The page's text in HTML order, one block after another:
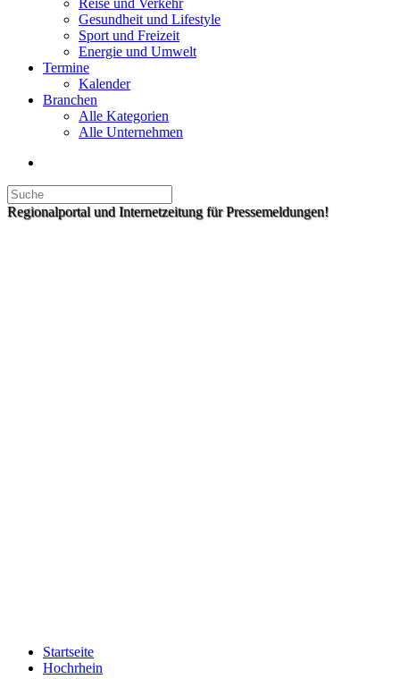
Reise und Verkehr
Gesundheit und Lifestyle
Sport und Freizeit
Energie und Umwelt
Termine
Kalender
Branchen
Alle Kategorien
Alle Unternehmen
Regionalportal und Internetzeitung für Pressemeldungen!
Startseite
Hochrhein